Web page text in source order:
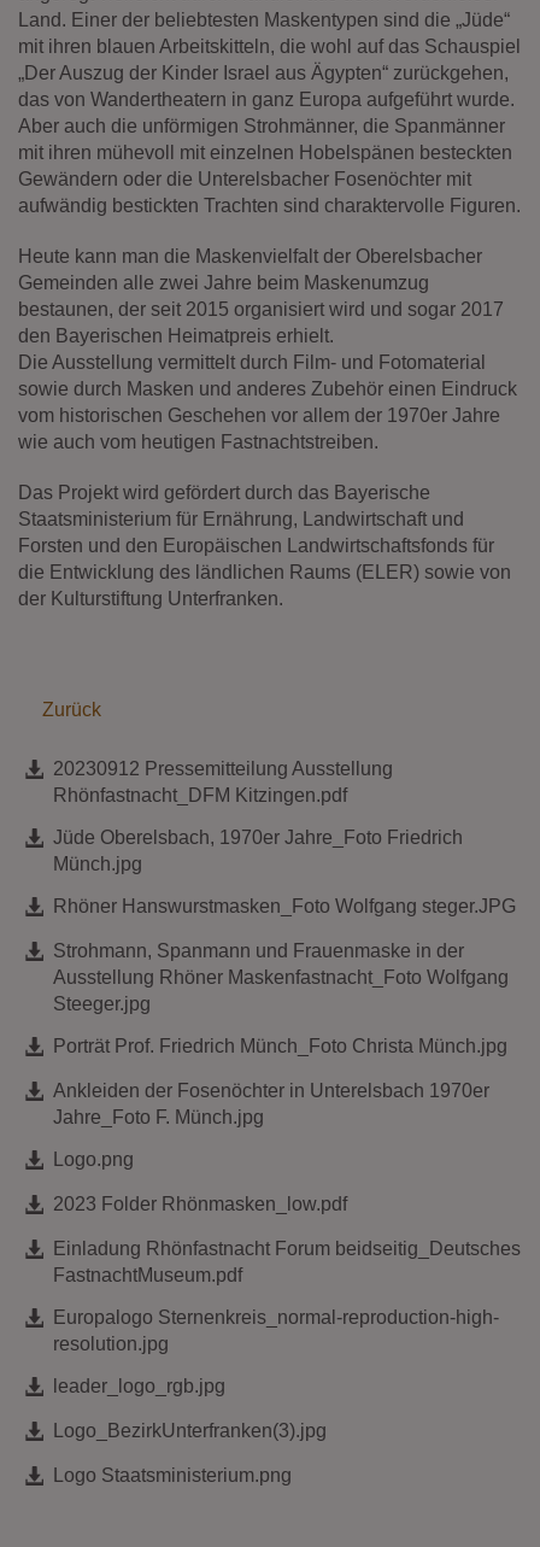
Diese Website nutzt Matomo Analytics für die Auswertung der
Seitenaufrufe als Statistik. Die hierdurch gespeicherten Daten werden
ausschließlich auf unseren eigenen Servern gespeichert. Eine
Übertragung an Dritte erfolgt nicht. Wir verwenden die Funktion
AnonymizeIP zur Anonymisierung Ihrer IP-Adresse, so dass diese gekürzt
wird und nicht mehr Ihrem Besuch auf unserer Internetseite zugeordnet
werden kann.
YouTube / Vimeo
Videos werden über die Plattformen YouTube oder Vimeo eingebunden.
bewirkt laut YouTube, dass YouTube keine Informationen über die
Besucher auf dieser Website speichert, bevor diese sich das Video
ansehen.
Eingebundene Inhalte
Optional sind externe Inhalte auf den Seiten dieser Website
eingebunden. Das können Kartendienste wie z.B. Google Maps sein
Land. Einer der beliebtesten Maskentypen sind die „Jüde“
mit ihren blauen Arbeitskitteln, die wohl auf das Schauspiel
„Der Auszug der Kinder Israel aus Ägypten“ zurückgehen,
das von Wandertheatern in ganz Europa aufgeführt wurde.
Aber auch die unförmigen Strohmänner, die Spanmänner
mit ihren mühevoll mit einzelnen Hobelspänen besteckten
Gewändern oder die Unterelsbacher Fosenöchter mit
aufwändig bestickten Trachten sind charaktervolle Figuren.
Heute kann man die Maskenvielfalt der Oberelsbacher
Gemeinden alle zwei Jahre beim Maskenumzug
bestaunen, der seit 2015 organisiert wird und sogar 2017
den Bayerischen Heimatpreis erhielt.
Die Ausstellung vermittelt durch Film- und Fotomaterial
sowie durch Masken und anderes Zubehör einen Eindruck
vom historischen Geschehen vor allem der 1970er Jahre
wie auch vom heutigen Fastnachtstreiben.
Das Projekt wird gefördert durch das Bayerische
Staatsministerium für Ernährung, Landwirtschaft und
Forsten und den Europäischen Landwirtschaftsfonds für
die Entwicklung des ländlichen Raums (ELER) sowie von
der Kulturstiftung Unterfranken.
Zurück
20230912 Pressemitteilung Ausstellung
Rhönfastnacht_DFM Kitzingen.pdf
Jüde Oberelsbach, 1970er Jahre_Foto Friedrich
Münch.jpg
Rhöner Hanswurstmasken_Foto Wolfgang steger.JPG
Strohmann, Spanmann und Frauenmaske in der
Ausstellung Rhöner Maskenfastnacht_Foto Wolfgang
Steeger.jpg
Porträt Prof. Friedrich Münch_Foto Christa Münch.jpg
Ankleiden der Fosenöchter in Unterelsbach 1970er
Jahre_Foto F. Münch.jpg
Logo.png
2023 Folder Rhönmasken_low.pdf
Einladung Rhönfastnacht Forum beidseitig_Deutsches
FastnachtMuseum.pdf
Europalogo Sternenkreis_normal-reproduction-high-
resolution.jpg
leader_logo_rgb.jpg
Logo_BezirkUnterfranken(3).jpg
Logo Staatsministerium.png